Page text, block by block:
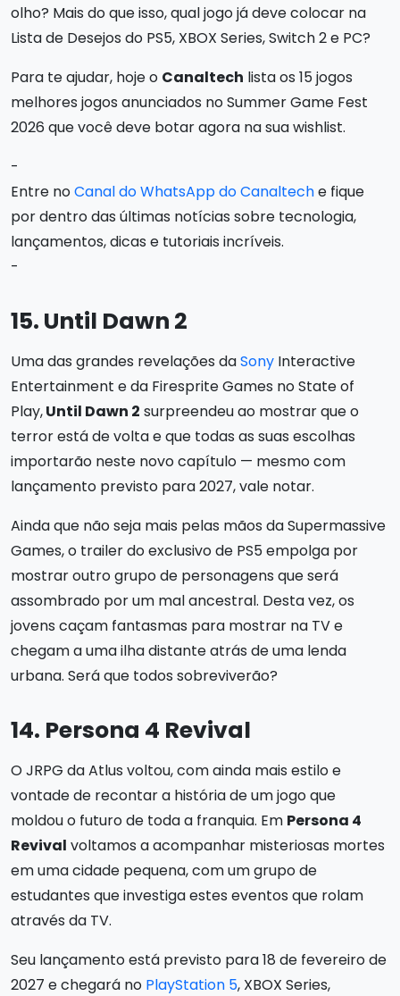
olho? Mais do que isso, qual jogo já deve colocar na
Lista de Desejos do PS5, XBOX Series, Switch 2 e PC?
Para te ajudar, hoje o Canaltech lista os 15 jogos
melhores jogos anunciados no Summer Game Fest
2026 que você deve botar agora na sua wishlist.
-
Entre noCanal do WhatsApp do Canalteche fique
por dentro das últimas notícias sobre tecnologia,
lançamentos, dicas e tutoriais incríveis.
-
15. Until Dawn 2
Uma das grandes revelações daSony Interactive
Entertainment e da Firesprite Games no State of
Play,Until Dawn 2 surpreendeu ao mostrar que o
terror está de volta e que todas as suas escolhas
importarão neste novo capítulo — mesmo com
lançamento previsto para 2027, vale notar.
Ainda que não seja mais pelas mãos da Supermassive
Games, o trailer do exclusivo de PS5 empolga por
mostrar outro grupo de personagens que será
assombrado por um mal ancestral. Desta vez, os
jovens caçam fantasmas para mostrar na TV e
chegam a uma ilha distante atrás de uma lenda
urbana. Será que todos sobreviverão?
14. Persona 4 Revival
O JRPG da Atlus voltou, com ainda mais estilo e
vontade de recontar a história de um jogo que
moldou o futuro de toda a franquia. Em Persona 4
Revival voltamos a acompanhar misteriosas mortes
em uma cidade pequena, com um grupo de
estudantes que investiga estes eventos que rolam
através da TV.
Seu lançamento está previsto para 18 de fevereiro de
2027 e chegará no PlayStation 5, XBOX Series,